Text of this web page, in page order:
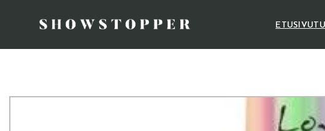
ETUSIVU